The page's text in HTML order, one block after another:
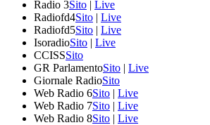
Radio 3Sito | Live
Radiofd4Sito | Live
Radiofd5Sito | Live
IsoradioSito | Live
CCISSSito
GR ParlamentoSito | Live
Giornale RadioSito
Web Radio 6Sito | Live
Web Radio 7Sito | Live
Web Radio 8Sito | Live